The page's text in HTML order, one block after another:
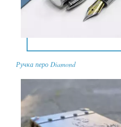
Ручка перо Diamond